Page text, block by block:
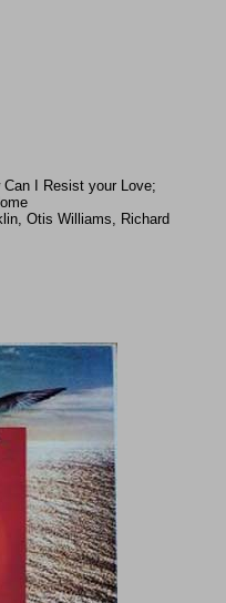
I Resist your Love;
Otis Williams, Richard